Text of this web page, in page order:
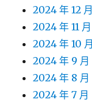
2024 年 12 月
2024 年 11 月
2024 年 10 月
2024 年 9 月
2024 年 8 月
2024 年 7 月